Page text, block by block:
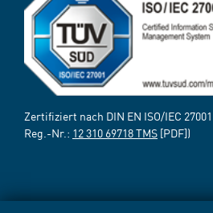
Zertifiziert nach DIN EN ISO/IEC
Reg.-Nr.: 12 310 69718 TMS [PDF])